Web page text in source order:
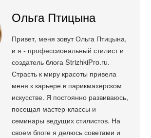
Ольга Птицына
Привет, меня зовут Ольга Птицына,
и я - профессиональный стилист и
создатель блога StrizhkiPro.ru.
Страсть к миру красоты привела
меня к карьере в парикмахерском
искусстве. Я постоянно развиваюсь,
посещая мастер-классы и
семинары ведущих стилистов. На
своем блоге я делюсь советами и